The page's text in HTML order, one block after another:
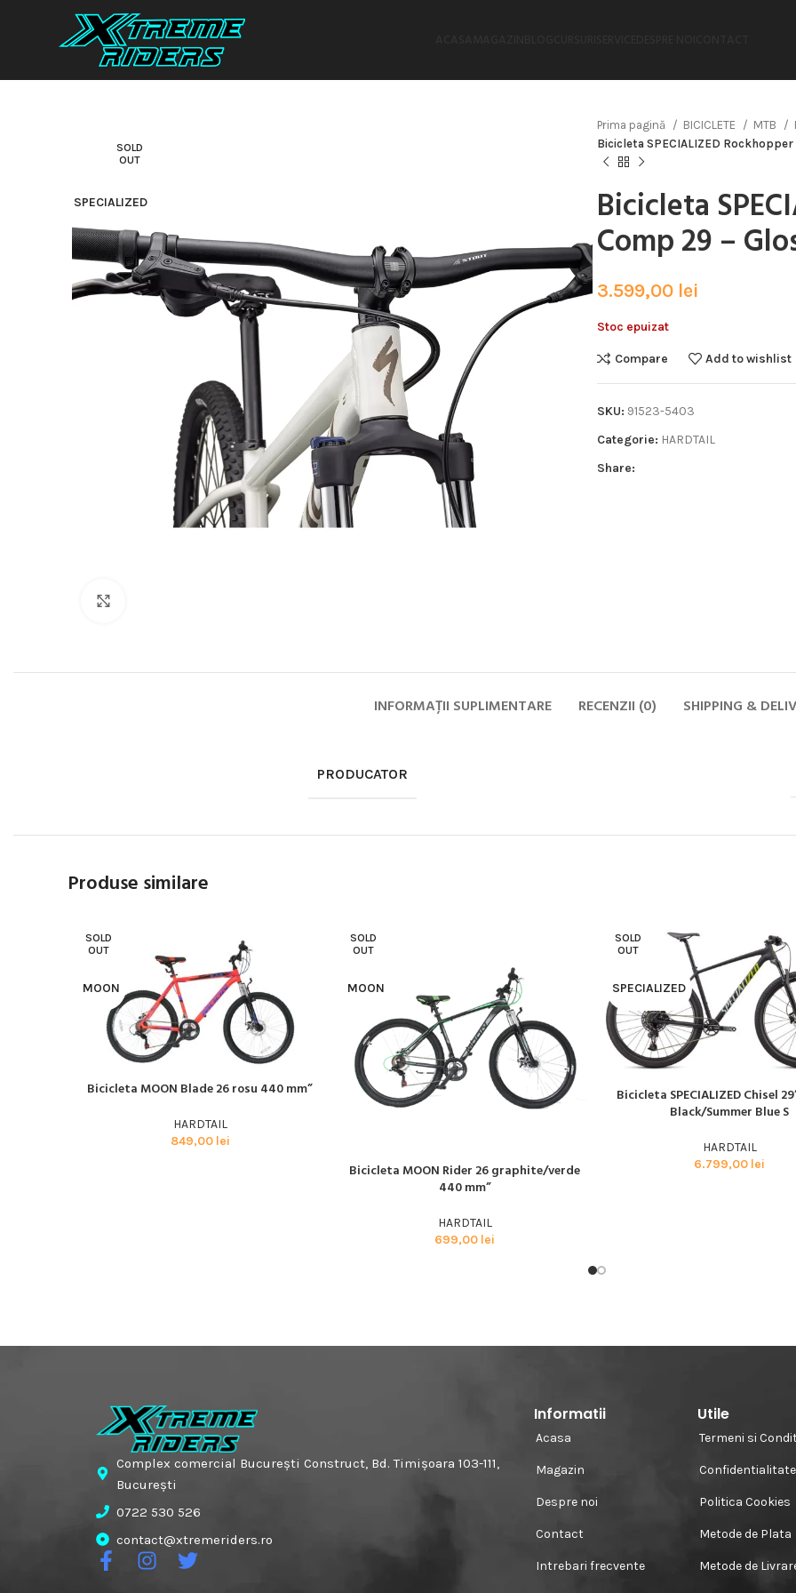
COPII
SOSEA
SOLD
OUT
SPECIALIZED
Prima pagină BICICLETE MTB
Bicicleta SPECIALIZED
Bicicleta
Comp 29 –
3.599,00 lei
Stoc epuizat
Compare Add to wishlist
SKU: 91523-5403
Categorie: HARDTAIL
Share:
INFORMAȚII SUPLIMENTARE RECENZII (0) SHIPPING &
PRODUCATOR
Produse similare
SOLD
OUT
MOON
CITEȘTE MAI MULT
Bicicleta MOON Blade 26 rosu 440 mm”
HARDTAIL
849,00 lei
SOLD
OUT
MOON
CITEȘTE MAI MULT
Bicicleta MOON Rider 26 graphite/verde
440 mm”
HARDTAIL
699,00 lei
SOLD
OUT
SPECIALIZED
CITEȘTE MAI MULT
Bicicleta SPECIALIZED Chisel
Black/Summer Blue S
HARDTAIL
6.799,00 lei
Complex comercial București Construct, Bd. Timișoara 103-111,
București
0722 530 526
contact@xtremeriders.ro
Informatii
Acasa
Magazin
Despre noi
Contact
Intrebari frecvente
Utile
Termeni si
Confidentialitate
Politica Cookies
Metode de Plata
Metode de